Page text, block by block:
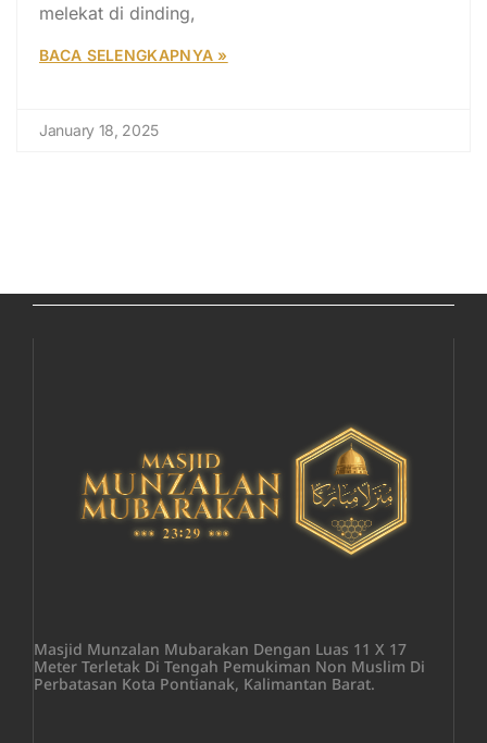
melekat di dinding,
BACA SELENGKAPNYA »
January 18, 2025
Masjid Munzalan Mubarakan Dengan Luas 11 X 17
Meter Terletak Di Tengah Pemukiman Non Muslim Di
Perbatasan Kota Pontianak, Kalimantan Barat.